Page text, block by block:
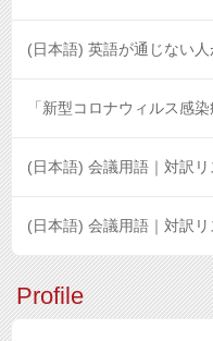
(日本語) 英語が通じない
「新型コロナウィルス感
(日本語) 会議用語｜対訳
(日本語) 会議用語｜対訳
Profile